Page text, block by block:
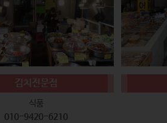
김치전문점
식품
010-9420-6210